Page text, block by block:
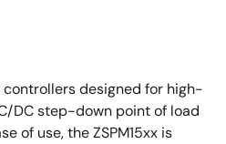
controllers designed for high-
DC step-down point of load
of use, the ZSPM15xx is